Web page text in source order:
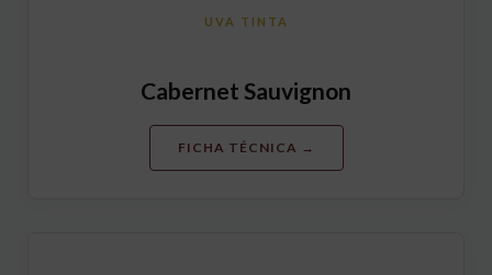
UVA TINTA
Cabernet Sauvignon
FICHA TÉCNICA →